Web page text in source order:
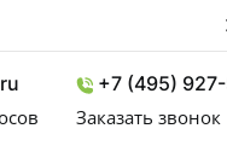
+7 (495)
Заказать звонок